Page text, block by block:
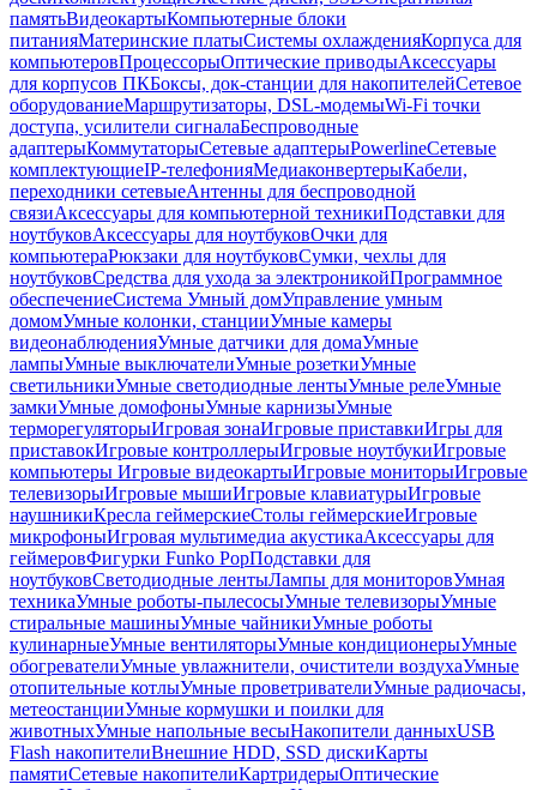
памятьВидеокартыКомпьютерные блоки
питанияМатеринские платыСистемы охлажденияКорпуса для
компьютеровПроцессорыОптические приводыАксессуары
для корпусов ПКБоксы, док-станции для накопителейСетевое
оборудованиеМаршрутизаторы, DSL-модемыWi-Fi точки
доступа, усилители сигналаБеспроводные
адаптерыКоммутаторыСетевые адаптерыPowerlineСетевые
комплектующиеIP-телефонияМедиаконвертерыКабели,
переходники сетевыеАнтенны для беспроводной
связиАксессуары для компьютерной техникиПодставки для
ноутбуковАксессуары для ноутбуковОчки для
компьютераРюкзаки для ноутбуковСумки, чехлы для
ноутбуковСредства для ухода за электроникойПрограммное
обеспечениеСистема Умный домУправление умным
домомУмные колонки, станцииУмные камеры
видеонаблюденияУмные датчики для домаУмные
лампыУмные выключателиУмные розеткиУмные
светильникиУмные светодиодные лентыУмные релеУмные
замкиУмные домофоныУмные карнизыУмные
терморегуляторыИгровая зонаИгровые приставкиИгры для
приставокИгровые контроллерыИгровые ноутбукиИгровые
компьютеры Игровые видеокартыИгровые мониторыИгровые
телевизорыИгровые мышиИгровые клавиатурыИгровые
наушникиКресла геймерскиеСтолы геймерскиеИгровые
микрофоныИгровая мультимедиа акустикаАксессуары для
геймеровФигурки Funko PopПодставки для
ноутбуковСветодиодные лентыЛампы для мониторовУмная
техникаУмные роботы-пылесосыУмные телевизорыУмные
стиральные машиныУмные чайникиУмные роботы
кулинарныеУмные вентиляторыУмные кондиционерыУмные
обогревателиУмные увлажнители, очистители воздухаУмные
отопительные котлыУмные проветривателиУмные радиочасы,
метеостанцииУмные кормушки и поилки для
животныхУмные напольные весыНакопители данныхUSB
Flash накопителиВнешние HDD, SSD дискиКарты
памятиСетевые накопителиКартридерыОптические